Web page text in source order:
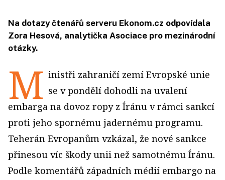
Na dotazy čtenářů serveru Ekonom.cz odpovídala
Zora Hesová, analytička Asociace pro mezinárodní
otázky.
M inistři zahraničí zemí Evropské unie
se v pondělí dohodli na uvalení
embarga na dovoz ropy z Íránu v rámci sankcí
proti jeho spornému jadernému programu.
Teherán Evropanům vzkázal, že nové sankce
přinesou víc škody unii než samotnému Íránu.
Podle komentářů západních médií embargo na